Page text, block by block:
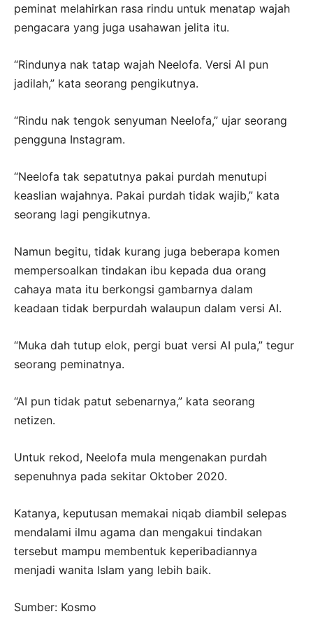
peminat melahirkan rasa rindu untuk menatap wajah
pengacara yang juga usahawan jelita itu.
“Rindunya nak tatap wajah Neelofa. Versi AI pun
jadilah,” kata seorang pengikutnya.
“Rindu nak tengok senyuman Neelofa,” ujar seorang
pengguna Instagram.
“Neelofa tak sepatutnya pakai purdah menutupi
keaslian wajahnya. Pakai purdah tidak wajib,” kata
seorang lagi pengikutnya.
Namun begitu, tidak kurang juga beberapa komen
mempersoalkan tindakan ibu kepada dua orang
cahaya mata itu berkongsi gambarnya dalam
keadaan tidak berpurdah walaupun dalam versi AI.
“Muka dah tutup elok, pergi buat versi AI pula,” tegur
seorang peminatnya.
“AI pun tidak patut sebenarnya,” kata seorang
netizen.
Untuk rekod, Neelofa mula mengenakan purdah
sepenuhnya pada sekitar Oktober 2020.
Katanya, keputusan memakai niqab diambil selepas
mendalami ilmu agama dan mengakui tindakan
tersebut mampu membentuk keperibadiannya
menjadi wanita Islam yang lebih baik.
Sumber: Kosmo